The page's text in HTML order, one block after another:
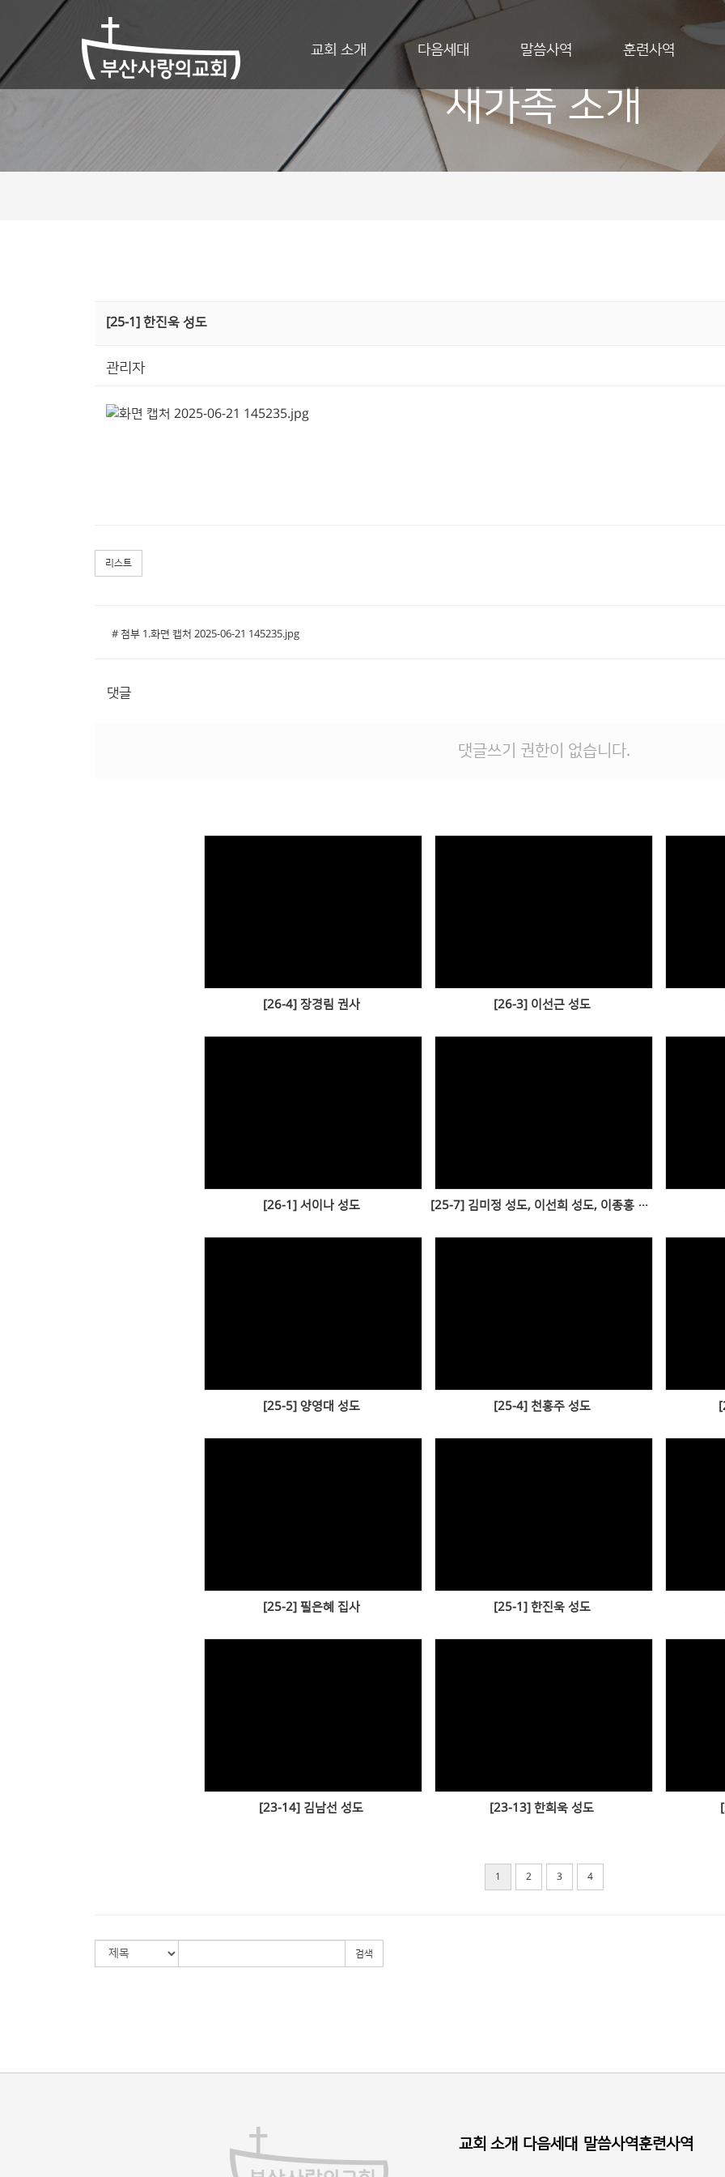
교회 소개 다음세대 말씀사역 훈련사역
새가족 소개
[25-1] 한진욱 성도
관리자
리스트
# 첨부 1.화면 캡처 2025-06-21 145235.jpg
댓글
댓글쓰기 권한이 없습니다.
[26-4] 장경림 권사 [26-3] 이선근 성도
[26-1] 서이나 성도 [25-7] 김미정 성도, 이선희 성도, 이종홍 성도
[25-5] 양영대 성도 [25-4] 천홍주 성도
[25-2] 필은혜 집사 [25-1] 한진욱 성도
[23-14] 김남선 성도 [23-13] 한희욱 성도
1 2 3 4
검색
교회 소개 다음세대 말씀사역훈련사역